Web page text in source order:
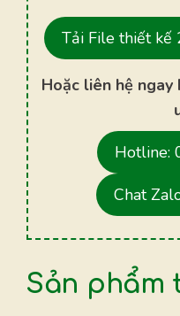
Tải File thiết kế
Hoặc liên hệ
Hotline:
Chat
Sản phẩm